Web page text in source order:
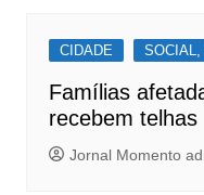
CIDADE SOCIAL,
Famílias
recebem telhas
Jornal Momento